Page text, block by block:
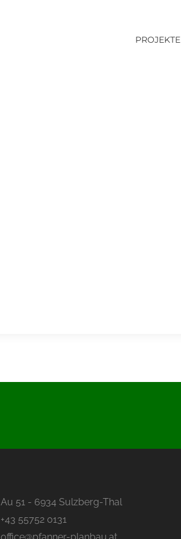
PROJEKTE
Au 51 - 6934 Sulzberg-Thal
+43 55752 0131